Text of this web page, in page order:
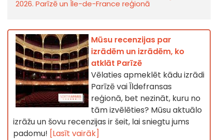
2026. Parīzē un Île-de-France reģionā
Mūsu recenzijas par
izrādēm un izrādēm, ko
atklāt Parīzē
Vēlaties apmeklēt kādu izrādi
Parīzē vai Īldefransas
reģionā, bet nezināt, kuru no
tām izvēlēties? Mūsu aktuālo
izrāžu un šovu recenzijas ir šeit, lai sniegtu jums
padomu! [Lasīt vairāk]